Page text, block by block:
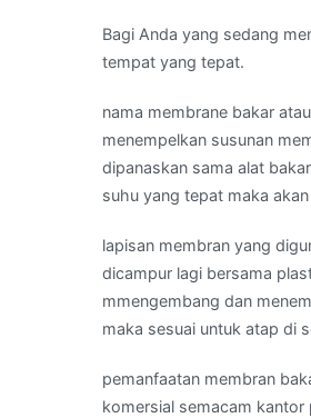
Bagi Anda yang sedang
tempat yang tepat.
nama membrane bakar
menempelkan susunan
dipanaskan sama alat
suhu yang tepat maka
lapisan membran yang
dicampur lagi bersama
mmengembang dan
maka sesuai untuk atap di
pemanfaatan membran
komersial semacam